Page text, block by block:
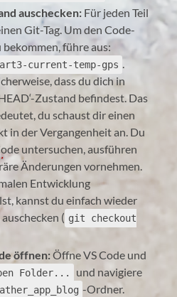
auschecken: Für jeden Teil
Git-Tag. Um den Code-
bekommen, führe aus:
current-temp-gps .
dass du dich in
Zustand befindest. Das
du schaust dir einen
in der Vergangenheit an. Du
untersuchen, ausführen
Änderungen vornehmen.
Entwicklung
kannst du einfach wieder
( git checkout
öffnen:Öffne VS Code und
Folder...
und navigiere
-Ordner.